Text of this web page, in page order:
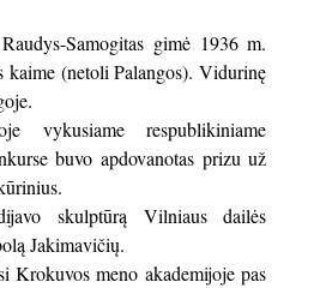
Samogitas gimė 1936 m.
(netoli Palangos). Vidurinę
vykusiame respublikiniame
buvo apdovanotas prizu už
skulptūrą Vilniaus dailės
Jakimavičių.
Krokuvos meno akademijoje pas